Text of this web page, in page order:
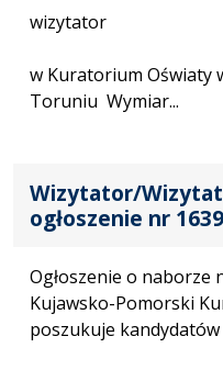
wizytator
w Kuratorium Oświaty
Toruniu Wymiar...
Wizytator/
ogłoszenie nr
Ogłoszenie o naborze
Kujawsko-Pomorski
poszukuje